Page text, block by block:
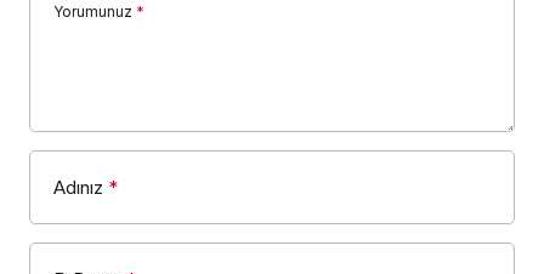
Yorumunuz *
Adınız *